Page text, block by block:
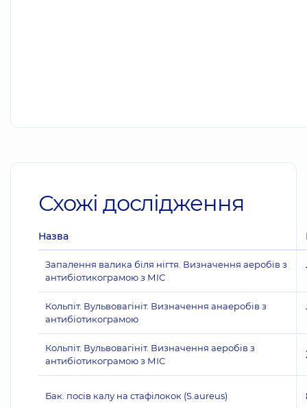
Схожі дослідження
Назва
Запалення валика біля нігтя. Визначення аеробів з
антибіотикограмою з МІС
Кольпіт. Вульвовагініт. Визначення анаеробів з
антибіотикограмою
Кольпіт. Вульвовагініт. Визначення аеробів з
антибіотикограмою з МІС
Бак. посів калу на стафілокок (S.aureus)